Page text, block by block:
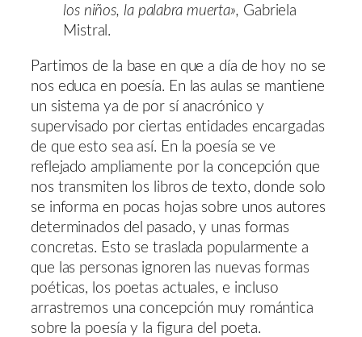
los niños, la palabra muerta», Gabriela
Mistral.
Partimos de la base en que a día de hoy no se
nos educa en poesía. En las aulas se mantiene
un sistema ya de por sí anacrónico y
supervisado por ciertas entidades encargadas
de que esto sea así. En la poesía se ve
reflejado ampliamente por la concepción que
nos transmiten los libros de texto, donde solo
se informa en pocas hojas sobre unos autores
determinados del pasado, y unas formas
concretas. Esto se traslada popularmente a
que las personas ignoren las nuevas formas
poéticas, los poetas actuales, e incluso
arrastremos una concepción muy romántica
sobre la poesía y la figura del poeta.